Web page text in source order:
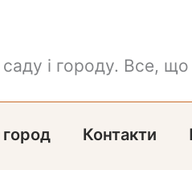
і городу. Все,
Контакти